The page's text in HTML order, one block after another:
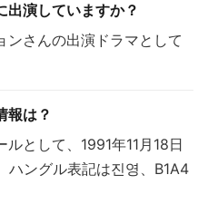
出演していますか？
さんの出演ドラマとして
報は？
として、1991年11月18日
ングル表記は진영、B1A4